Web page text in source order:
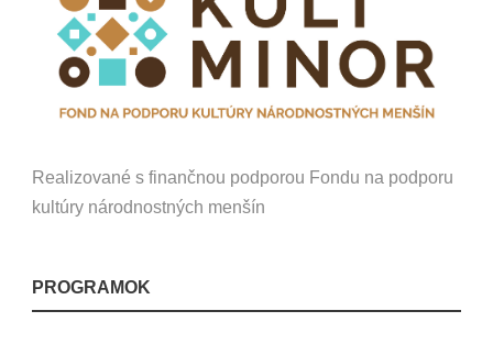
Realizované s finančnou podporou Fondu na podporu
kultúry národnostných menšín
PROGRAMOK